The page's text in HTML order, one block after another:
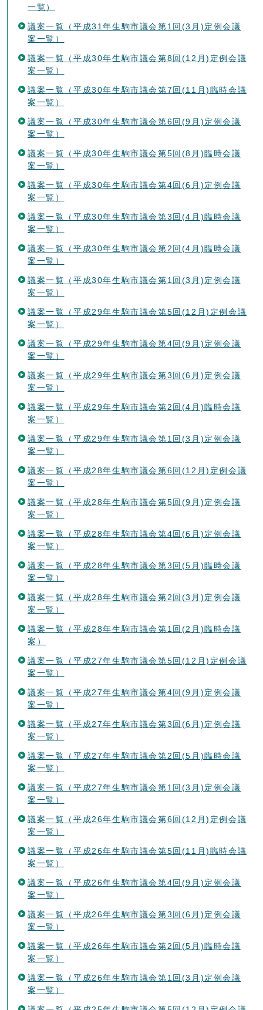
一覧）
議案一覧（平成31年生駒市議会第1回(3月)定例会議
案一覧）
議案一覧（平成30年生駒市議会第8回(12月)定例会議
案一覧）
議案一覧（平成30年生駒市議会第7回(11月)臨時会議
案一覧）
議案一覧（平成30年生駒市議会第6回(9月)定例会議
案一覧）
議案一覧（平成30年生駒市議会第5回(8月)臨時会議
案一覧）
議案一覧（平成30年生駒市議会第4回(6月)定例会議
案一覧）
議案一覧（平成30年生駒市議会第3回(4月)臨時会議
案一覧）
議案一覧（平成30年生駒市議会第2回(4月)臨時会議
案一覧）
議案一覧（平成30年生駒市議会第1回(3月)定例会議
案一覧）
議案一覧（平成29年生駒市議会第5回(12月)定例会議
案一覧）
議案一覧（平成29年生駒市議会第4回(9月)定例会議
案一覧）
議案一覧（平成29年生駒市議会第3回(6月)定例会議
案一覧）
議案一覧（平成29年生駒市議会第2回(4月)臨時会議
案一覧）
議案一覧（平成29年生駒市議会第1回(3月)定例会議
案一覧）
議案一覧（平成28年生駒市議会第6回(12月)定例会議
案一覧）
議案一覧（平成28年生駒市議会第5回(9月)定例会議
案一覧）
議案一覧（平成28年生駒市議会第4回(6月)定例会議
案一覧）
議案一覧（平成28年生駒市議会第3回(5月)臨時会議
案一覧）
議案一覧（平成28年生駒市議会第2回(3月)定例会議
案一覧）
議案一覧（平成28年生駒市議会第1回(2月)臨時会議
案）
議案一覧（平成27年生駒市議会第5回(12月)定例会議
案一覧）
議案一覧（平成27年生駒市議会第4回(9月)定例会議
案一覧）
議案一覧（平成27年生駒市議会第3回(6月)定例会議
案一覧）
議案一覧（平成27年生駒市議会第2回(5月)臨時会議
案一覧）
議案一覧（平成27年生駒市議会第1回(3月)定例会議
案一覧）
議案一覧（平成26年生駒市議会第6回(12月)定例会議
案一覧）
議案一覧（平成26年生駒市議会第5回(11月)臨時会議
案一覧）
議案一覧（平成26年生駒市議会第4回(9月)定例会議
案一覧）
議案一覧（平成26年生駒市議会第3回(6月)定例会議
案一覧）
議案一覧（平成26年生駒市議会第2回(5月)臨時会議
案一覧）
議案一覧（平成26年生駒市議会第1回(3月)定例会議
案一覧）